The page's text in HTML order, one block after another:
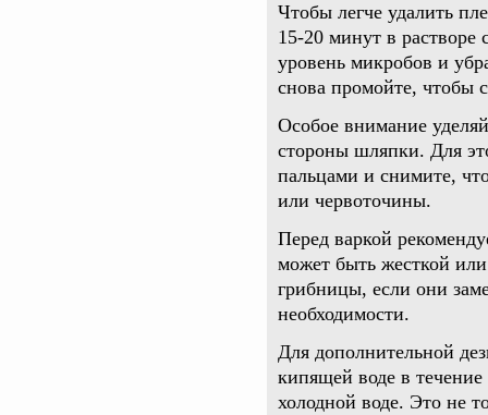
Чтобы легче удалить
15-20 минут в растворе
уровень микробов и
снова промойте, чтобы
Особое внимание
стороны шляпки. Для
пальцами и снимите,
или червоточины.
Перед варкой
может быть жесткой
грибницы, если они
необходимости.
Для дополнительной
кипящей воде в
холодной воде. Это не